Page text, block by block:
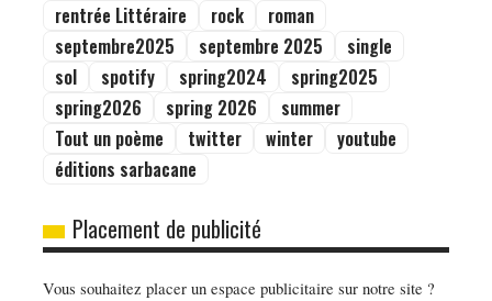
rentrée Littéraire
rock
roman
septembre2025
septembre 2025
single
sol
spotify spring2024
spring2025
spring2026
spring 2026
summer
Tout un poème
twitter winter
youtube
éditions sarbacane
Placement de publicité
Vous souhaitez placer un espace publicitaire sur notre site ?